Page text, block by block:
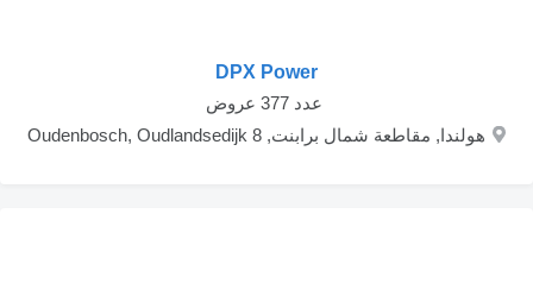
DPX Power
‏ عدد 377 عروض
هولندا, مقاطعة شمال برابنت, Oudenbosch, Oudlandsedijk 8